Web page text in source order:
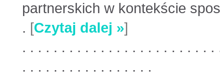
partnerskich w kontekście
. [Czytaj dalej »]
. . . . . . . . . . . . . . . . . . . . . . . .
. . . . . . . . . . . . . . . . .